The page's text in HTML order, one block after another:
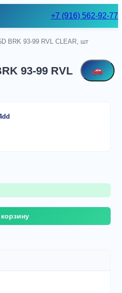
+7 (916) 562-92-77
BRK 93-99 RVL CLEAR, шт
93-99 RVL